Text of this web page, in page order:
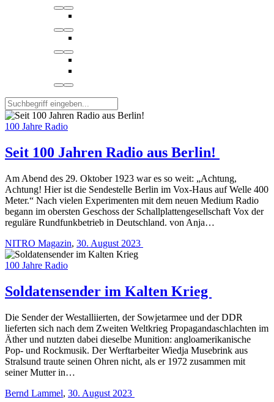
100 Jahre Radio
Seit 100 Jahren Radio aus Berlin!
Am Abend des 29. Oktober 1923 war es so weit: „Achtung,
Achtung! Hier ist die Sendestelle Berlin im Vox-Haus auf Welle 400
Meter.“ Nach vielen Experimenten mit dem neuen Medium Radio
begann im obersten Geschoss der Schallplattengesellschaft Vox der
reguläre Rundfunkbetrieb in Deutschland. von Anja…
NITRO Magazin, 30. August 2023
100 Jahre Radio
Soldatensender im Kalten Krieg
Die Sender der Westalliierten, der Sowjetarmee und der DDR
lieferten sich nach dem Zweiten Weltkrieg Propagandaschlachten im
Äther und nutzten dabei dieselbe Munition: angloamerikanische
Pop- und Rockmusik. Der Werftarbeiter Wiedja Musebrink aus
Stralsund traute seinen Ohren nicht, als er 1972 zusammen mit
seiner Mutter in…
Bernd Lammel, 30. August 2023